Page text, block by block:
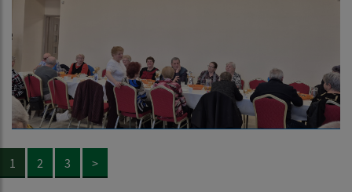
1 2 3 >